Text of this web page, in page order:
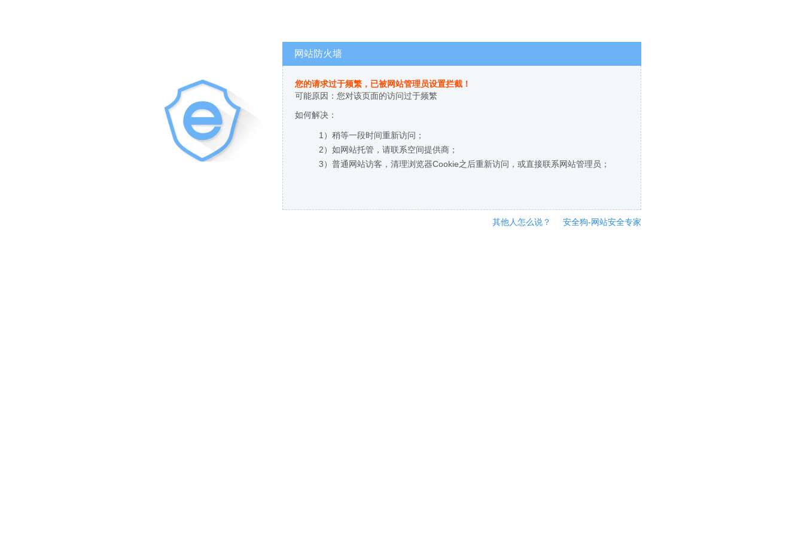
网站防火墙
您的请求过于频繁，已被网站管理员设置拦截！
可能原因：您对该页面的访问过于频繁
如何解决：
1）稍等一段时间重新访问；
2）如网站托管，请联系空间提供商；
3）普通网站访客，清理浏览器Cookie之后重新访问，或直接联系网站管理员；
其他人怎么说？ 安全狗-网站安全专家